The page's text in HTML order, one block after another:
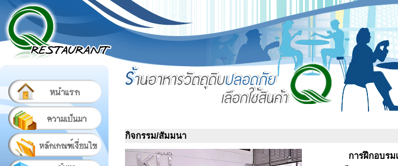
กิจกรรม/สัมมนา
การฝึกอบรม